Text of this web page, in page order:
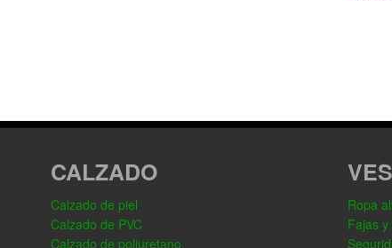
CALZADO
Calzado de piel
Calzado de PVC
Calzado de poliuretano
Ropa
Fajas